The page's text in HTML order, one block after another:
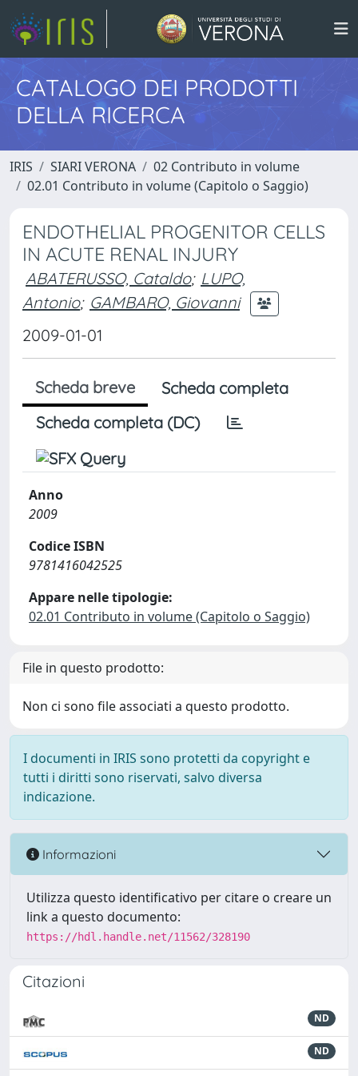
CATALOGO DEI PRODOTTI
DELLA RICERCA
IRIS SIARI VERONA
02 Contributo in volume
02.01 Contributo in volume (Capitolo o Saggio)
ENDOTHELIAL PROGENITOR CELLS
IN ACUTE RENAL INJURY
ABATERUSSO, Cataldo; LUPO,
Antonio; GAMBARO, Giovanni
2009-01-01
Scheda breve
Scheda completa
Scheda completa (DC)
Anno
2009
Codice ISBN
9781416042525
Appare nelle tipologie:
02.01 Contributo in volume (Capitolo o Saggio)
File in questo prodotto:
Non ci sono file associati a questo prodotto.
I documenti in IRIS sono protetti da copyright e
tutti i diritti sono riservati, salvo diversa
indicazione.
Informazioni
Utilizza questo identificativo per citare o creare un
link a questo documento:
https://hdl.handle.net/11562/328190
Citazioni
ND
ND